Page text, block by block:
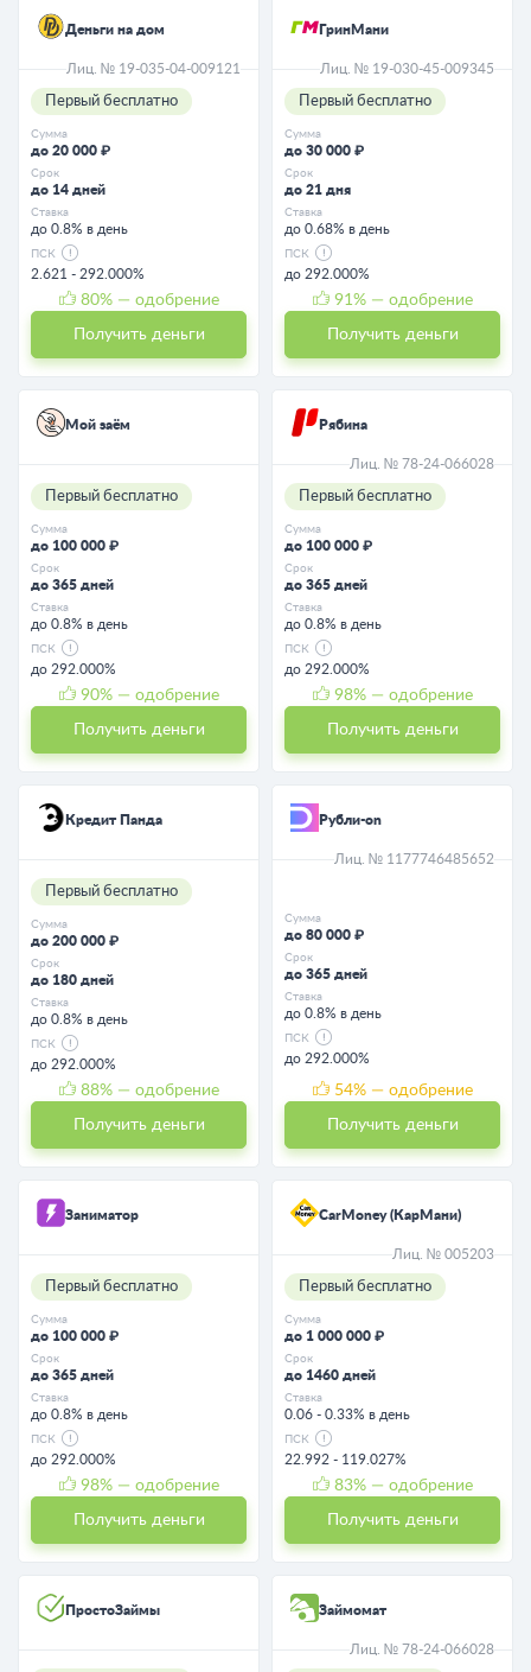
Деньги на дом
Лиц. № 19-035-04-009121
Первый бесплатно
Сумма
до 20 000 ₽
Срок
до 14 дней
Ставка
до 0.8% в день
ПСК
2.621 - 292.000%
80% — одобрение
Получить деньги
ГринМани
Лиц. № 19-030-45-009345
Первый бесплатно
Сумма
до 30 000 ₽
Срок
до 21 дня
Ставка
до 0.68% в день
ПСК
до 292.000%
91 % — одобрение
Получить деньги
Мой заём
Первый бесплатно
Сумма
до 100 000 ₽
Срок
до 365 дней
Ставка
до 0.8% в день
ПСК
до 292.000%
90% — одобрение
Получить деньги
Рябина
Лиц. № 78-24-066028
Первый бесплатно
Сумма
до 100 000 ₽
Срок
до 365 дней
Ставка
до 0.8% в день
ПСК
до 292.000%
98% — одобрение
Получить деньги
Кредит Панда
Первый бесплатно
Сумма
до 200 000 ₽
Срок
до 180 дней
Ставка
до 0.8% в день
ПСК
до 292.000%
88% — одобрение
Получить деньги
Рубли-on
Лиц. № 1177746485652
Сумма
до 80 000 ₽
Срок
до 365 дней
Ставка
до 0.8% в день
ПСК
до 292.000%
54% — одобрение
Получить деньги
Заниматор
Первый бесплатно
Сумма
до 100 000 ₽
Срок
до 365 дней
Ставка
до 0.8% в день
ПСК
до 292.000%
98% — одобрение
Получить деньги
CarMoney (КарМани)
Лиц. № 005203
Первый бесплатно
Сумма
до 1 000 000 ₽
Срок
до 1460 дней
Ставка
0.06 - 0.33% в день
ПСК
22.992 - 119.027%
83% — одобрение
Получить деньги
ПростоЗаймы Займомат
Лиц. № 78-24-066028